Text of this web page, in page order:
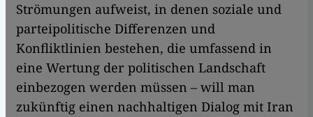
Strömungen aufweist, in denen soziale und
parteipolitische Differenzen und
Konfliktlinien bestehen, die umfassend in
eine Wertung der politischen Landschaft
einbezogen werden müssen – will man
zukünftig einen nachhaltigen Dialog mit Iran